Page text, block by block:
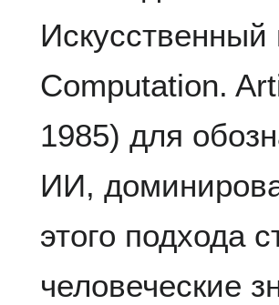
Computation.
1985) для
ИИ,
этого подхода
человеческие